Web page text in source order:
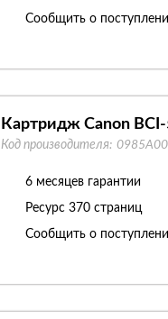
Сообщить о
Картридж Canon
Код производителя:
6 месяцев гарантии
Ресурс 370 страниц
Сообщить о